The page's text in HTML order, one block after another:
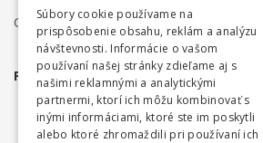
Ochrana osobných údajov
PRIHLÁSTE SA NA ODBER NOVINIEK
Odber noviniek môžete kedykoľvek
urobiť, kontaktujte
Súbory cookie používame na
prispôsobenie obsahu, reklám a analýzu
návštevnosti. Informácie o vašom
používaní našej stránky zdieľame aj s
našimi reklamnými a analytickými
partnermi, ktorí ich môžu kombinovať s
inými informáciami, ktoré ste im poskytli
alebo ktoré zhromaždili pri používaní ich